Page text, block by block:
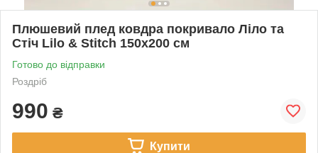
Плюшевий плед ковдра покривало Ліло та
Стіч Lilo & Stitch 150х200 см
Готово до відправки
Роздріб
990 ₴
Купити